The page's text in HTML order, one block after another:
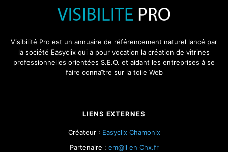
Visibilité Pro est un annuaire de référencement naturel lancé par
la société Easyclix qui a pour vocation la création de vitrines
professionnelles orientées S.E.O. et aidant les entreprises à se
faire connaître sur la toile Web
LIENS EXTERNES
Créateur : Easyclix Chamonix
Partenaire : em@il en Chx.fr